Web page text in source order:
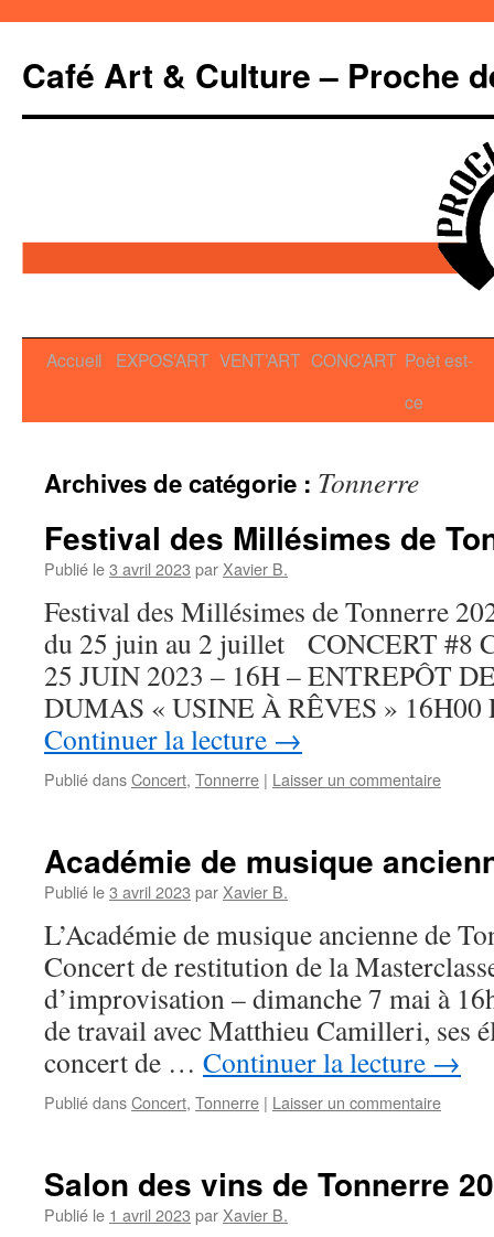
Café Art & Culture – Proche
Aller
Accueil EXPOS’ART VENT’ART CONC’ART Poèt est-
ce
Archives de catégorie : Tonnerre
Festival des Millésimes de
Publié le3 avril 2023 par Xavier B.
Festival des Millésimes de Tonnerre
du 25 juin au 2 juillet CONCERT #8
25 JUIN 2023 – 16H – ENTREPÔT
DUMAS « USINE À RÊVES »
Continuer la lecture →
Publié dansConcert, Tonnerre | Laisser un commentaire
Académie de musique
Publié le3 avril 2023 par Xavier B.
L’Académie de musique ancienne de
Concert de restitution de la
d’improvisation – dimanche 7 mai à
de travail avec Matthieu Camilleri, ses
concert de … Continuer la lecture →
Publié dansConcert, Tonnerre | Laisser un commentaire
Salon des vins de Tonnerre
Publié le 1 avril 2023 par Xavier B.